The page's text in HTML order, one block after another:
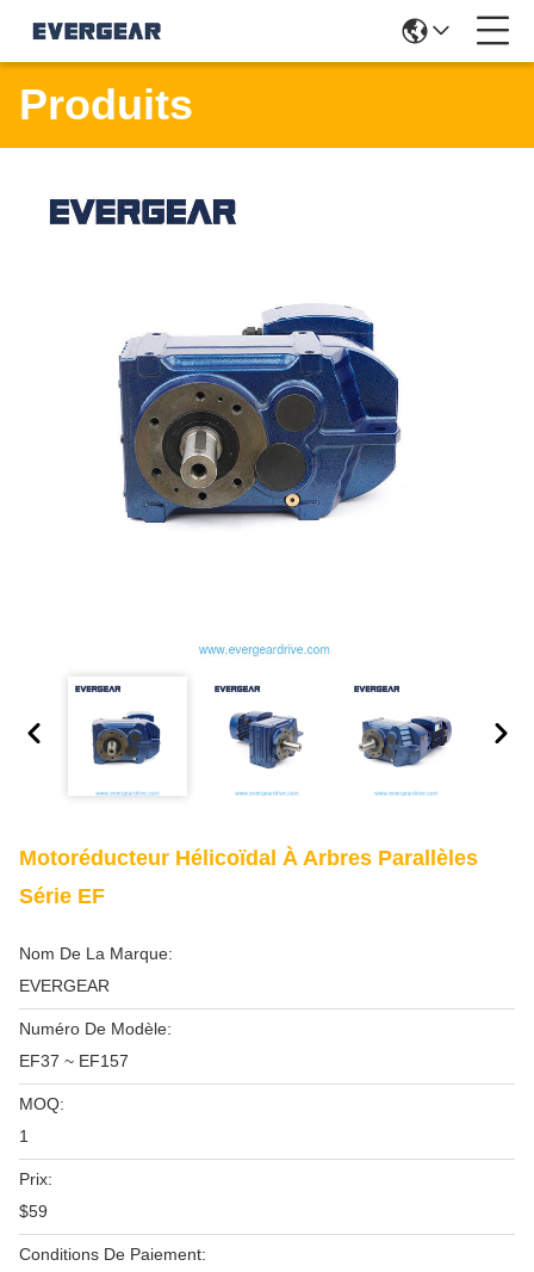
Produits
Motoréducteur Hélicoïdal À Arbres Parallèles
Série EF
Nom De La Marque:
EVERGEAR
Numéro De Modèle:
EF37 ~ EF157
MOQ:
1
Prix:
$59
Conditions De Paiement: